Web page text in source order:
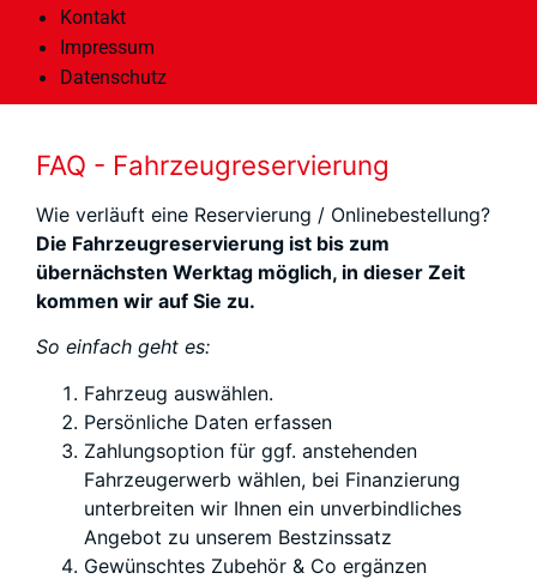
Kontakt
Impressum
Datenschutz
FAQ - Fahrzeugreservierung
Wie verläuft eine Reservierung / Onlinebestellung?
Die Fahrzeugreservierung ist bis zum
übernächsten Werktag möglich, in dieser Zeit
kommen wir auf Sie zu.
So einfach geht es:
Fahrzeug auswählen.
Persönliche Daten erfassen
Zahlungsoption für ggf. anstehenden
Fahrzeugerwerb wählen, bei Finanzierung
unterbreiten wir Ihnen ein unverbindliches
Angebot zu unserem Bestzinssatz
Gewünschtes Zubehör & Co ergänzen